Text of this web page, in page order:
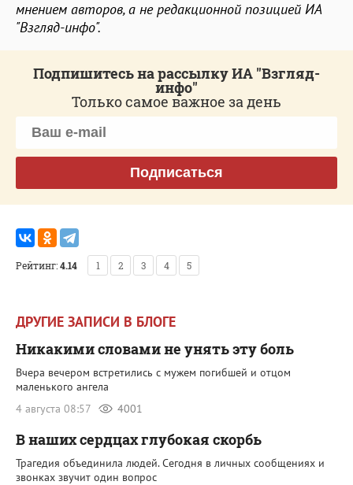
мнением авторов, а не редакционной позицией ИА
"Взгляд-инфо".
Подпишитесь на рассылку ИА "Взгляд-
инфо"
Только самое важное за день
Подписаться
Рейтинг:4.14 1 2 3 4 5
ДРУГИЕ ЗАПИСИ В БЛОГЕ
Никакими словами не унять эту боль
Вчера вечером встретились с мужем погибшей и отцом
маленького ангела
4 августа 08:57
4001
В наших сердцах глубокая скорбь
Трагедия объединила людей. Сегодня в личных сообщениях и
звонках звучит один вопрос